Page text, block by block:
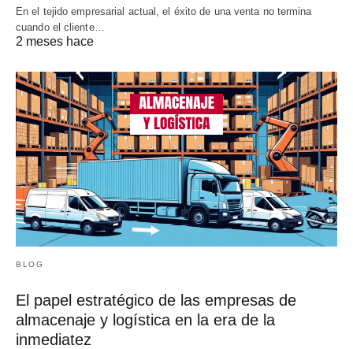
En el tejido empresarial actual, el éxito de una venta no termina
cuando el cliente…
2 meses hace
BLOG
El papel estratégico de las empresas de
almacenaje y logística en la era de la
inmediatez